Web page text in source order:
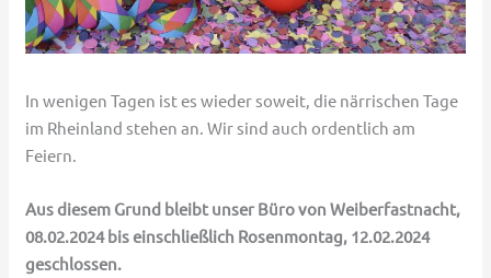
In wenigen Tagen ist es wieder soweit, die närrischen Tage
im Rheinland stehen an. Wir sind auch ordentlich am
Feiern.
Aus diesem Grund bleibt unser Büro von Weiberfastnacht,
08.02.2024 bis einschließlich Rosenmontag, 12.02.2024
geschlossen.